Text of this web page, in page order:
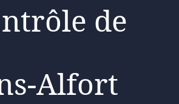
de
Alfort